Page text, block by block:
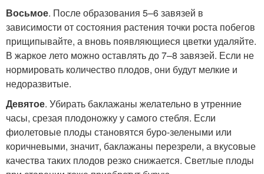
Восьмое. После образования 5–6 завязей в
зависимости от состояния растения точки роста побегов
прищипывайте, а вновь появляющиеся цветки удаляйте.
В жаркое лето можно оставлять до 7–8 завязей. Если не
нормировать количество плодов, они будут мелкие и
недоразвитые.
Девятое. Убирать баклажаны желательно в утренние
часы, срезая плодоножку у самого стебля. Если
фиолетовые плоды становятся буро-зелеными или
коричневыми, значит, баклажаны перезрели, а вкусовые
качества таких плодов резко снижается. Светлые плоды